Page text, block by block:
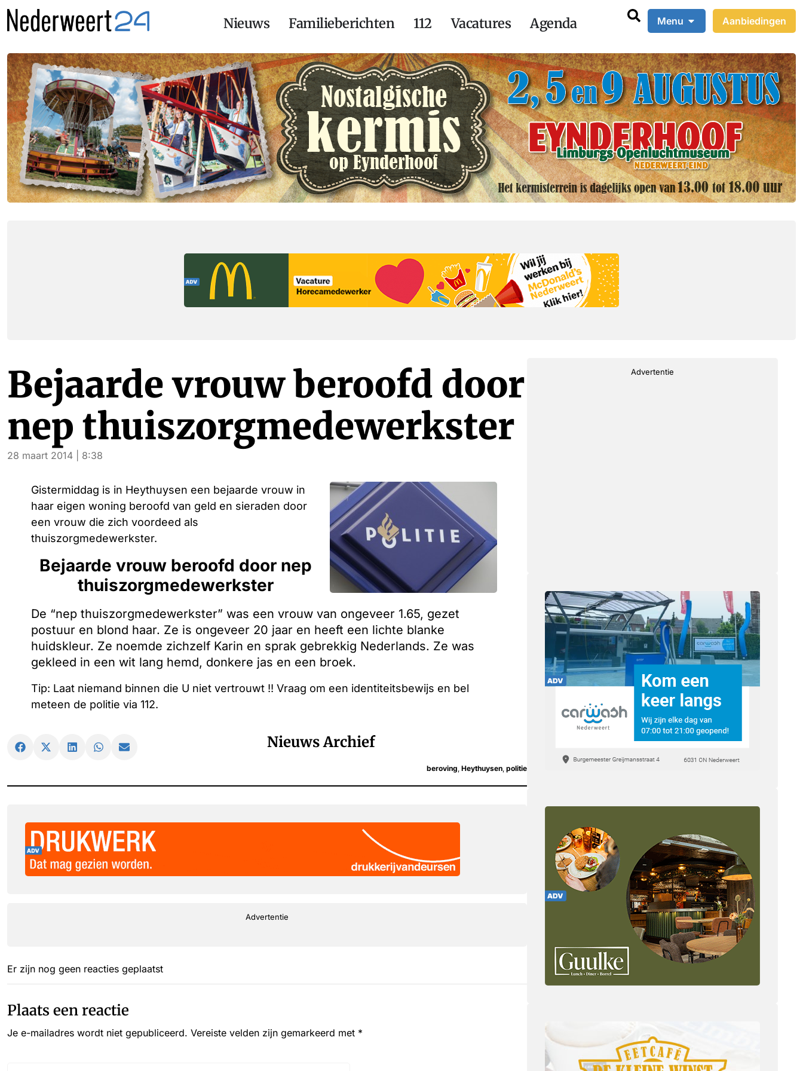
Nieuws Familieberichten 112 Vacatures Agenda Menu Aanbiedingen
Bejaarde vrouw beroofd door
nep thuiszorgmedewerkster
28 maart 2014 | 8:38
Gistermiddag is in Heythuysen een bejaarde vrouw in
haar eigen woning beroofd van geld en sieraden door
een vrouw die zich voordeed als
thuiszorgmedewerkster.
Bejaarde vrouw beroofd door nep
thuiszorgmedewerkster
De “nep thuiszorgmedewerkster” was een vrouw van ongeveer 1.65, gezet
postuur en blond haar. Ze is ongeveer 20 jaar en heeft een lichte blanke
huidskleur. Ze noemde zichzelf Karin en sprak gebrekkig Nederlands. Ze was
gekleed in een wit lang hemd, donkere jas en een broek.
Tip: Laat niemand binnen die U niet vertrouwt !! Vraag om een identiteitsbewijs en bel
meteen de politie via 112.
Nieuws Archief
beroving Heythuysen politie
Advertentie
Er zijn nog geen reacties geplaatst
Plaats een reactie
Je e-mailadres wordt niet gepubliceerd. Vereiste velden zijn gemarkeerd met *
Advertentie